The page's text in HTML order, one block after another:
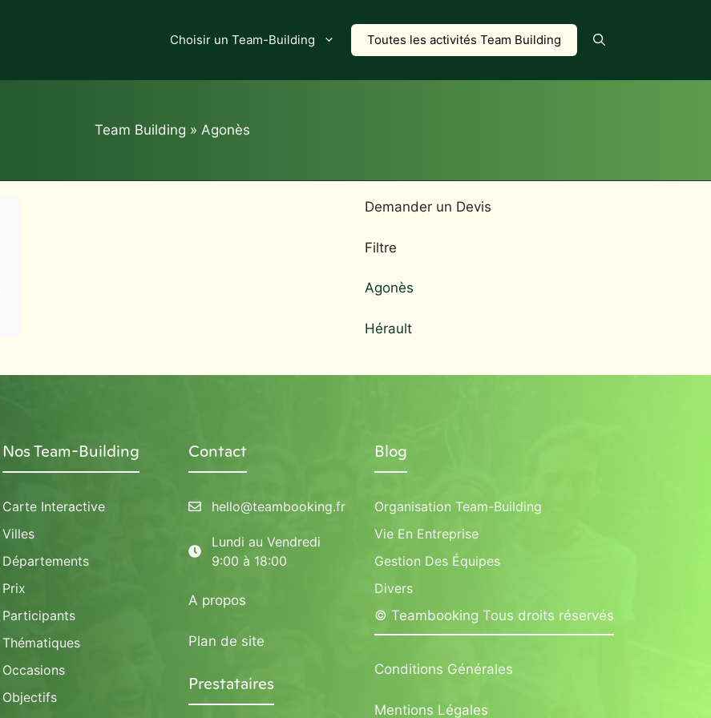
Choisir un Team-Building Toutes les activités Team Building
Team Building » Agonès
Demander un Devis
Filtre
Agonès
Hérault
Nos Team-Building
Carte Interactive
Villes
Départements
Prix
Participants
Thématiques
Occasions
Objectifs
Contact
hello@teambooking.fr
Lundi au Vendredi
9:00 à 18:00
A propos
Plan de site
Prestataires
Blog
Organisation Team-Building
Vie En Entreprise
Gestion Des Équipes
Divers
© Teambooking Tous droits réservés
Conditions Générales
Mentions Légales